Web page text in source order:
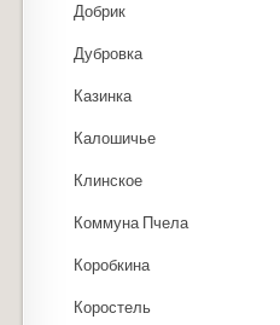
Добрик
Дубровка
Казинка
Калошичье
Клинское
Коммуна Пчела
Коробкина
Коростель